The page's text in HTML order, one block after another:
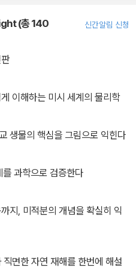
(총 140
신간알림 신청
이해하는 미시 세계의 물리학
생물의 핵심을 그림으로 익힌다
를 과학으로 검증한다
지, 미적분의 개념을 확실히 익
면한 자연 재해를 한번에 해설